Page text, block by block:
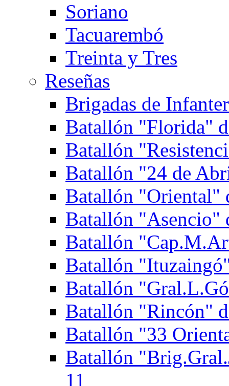
Soriano
Tacuarembó
Treinta y Tres
Reseñas
Brigadas de
Batallón "Florida"
Batallón
Batallón "24 de
Batallón "Oriental"
Batallón "Asencio"
Batallón
Batallón
Batallón
Batallón "Rincón"
Batallón "33
Batallón
11